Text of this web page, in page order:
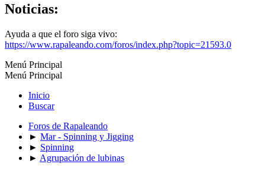
Noticias:
Ayuda a que el foro siga vivo:
https://www.rapaleando.com/foros/index.php?topic=21593.0
Menú Principal
Menú Principal
Inicio
Buscar
Foros de Rapaleando
► Mar - Spinning y Jigging
► Spinning
► Agrupación de lubinas